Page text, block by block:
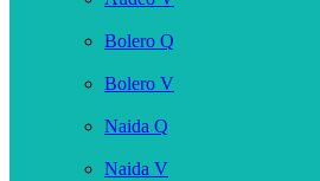
Bolero Q
Bolero V
Naida Q
Naida V